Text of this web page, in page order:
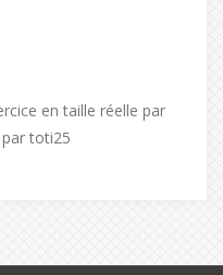
en taille réelle par
toti25